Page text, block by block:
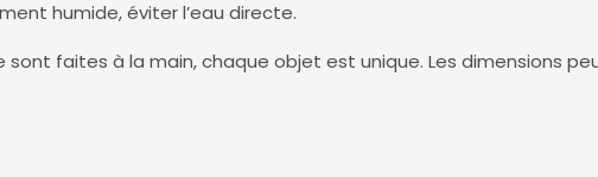
humide, éviter l’eau directe.
faites à la main, chaque objet est unique. Les dimensions